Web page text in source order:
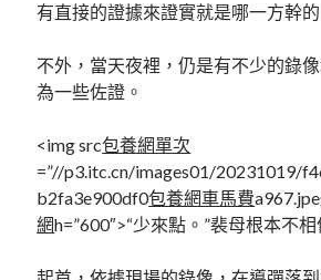
有直接的證據來證實就是哪一方幹的
不外，當天夜裡，仍是有不少的錄
為一些佐證。
<img src包養網單次
=”//p3.itc.cn/images01/20231019/
b2fa3e900df0包養網車馬費
網h=”600″>“少來點。”裴母根本不相